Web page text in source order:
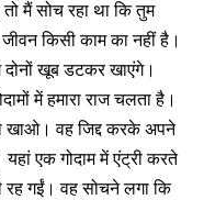
तो मैं सोच रहा था कि तुम
किसी काम का नहीं है।
दोनों खूब डटकर खाएंगे।
में हमारा राज चलता है।
खाओ। वह जिद्द करके अपने
एक गोदाम में एंट्री करते
गईं। वह सोचने लगा कि